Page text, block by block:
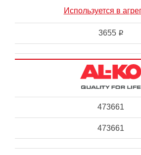
Используется в
3655 i
473661
473661